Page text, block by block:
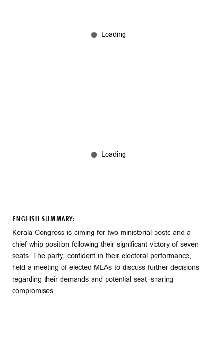
ENGLISH SUMMARY:
Kerala Congress is aiming for two ministerial posts and a
chief whip position following their significant victory of seven
seats. The party, confident in their electoral performance,
held a meeting of elected MLAs to discuss further decisions
regarding their demands and potential seat-sharing
compromises.